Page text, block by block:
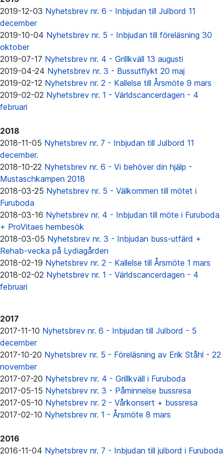
2019-12-03 Nyhetsbrev nr. 6 - Inbjudan till Julbord 11
december
2019-10-04 Nyhetsbrev nr. 5 - Inbjudan till föreläsning 30
oktober
2019-07-17 Nyhetsbrev nr. 4 - Grillkväll 13 augusti
2019-04-24 Nyhetsbrev nr. 3 - Bussutflykt 20 maj
2019-02-12 Nyhetsbrev nr. 2 - Kallelse till Årsmöte 9 mars
2019-02-02 Nyhetsbrev nr. 1 - Världscancerdagen - 4
februari
2018
2018-11-05 Nyhetsbrev nr. 7 - Inbjudan till Julbord 11
december.
2018-10-22 Nyhetsbrev nr. 6 - Vi behöver din hjälp -
Mustaschkampen 2018
2018-03-25 Nyhetsbrev nr. 5 - Välkommen till mötet i
Furuboda
2018-03-16 Nyhetsbrev nr. 4 - Inbjudan till möte i Furuboda
+ ProVitaes hembesök
2018-03-05 Nyhetsbrev nr. 3 - Inbjudan buss-utfärd +
Rehab-vecka på Lydiagården
2018-02-19 Nyhetsbrev nr. 2 - Kallelse till Årsmöte 1 mars
2018-02-02 Nyhetsbrev nr. 1 - Världscancerdagen - 4
februari
2017
2017-11-10 Nyhetsbrev nr. 6 - Inbjudan till Julbord - 5
december
2017-10-20 Nyhetsbrev nr. 5 - Föreläsning av Erik Ståhl - 22
november
2017-07-20 Nyhetsbrev nr. 4 - Grillkväll i Furuboda
2017-05-15 Nyhetsbrev nr. 3 - Påminnelse bussresa
2017-05-10 Nyhetsbrev nr. 2 - Vårkonsert + bussresa
2017-02-10 Nyhetsbrev nr. 1 - Årsmöte 8 mars
2016
2016-11-04 Nyhetsbrev nr. 7 - Inbjudan till julbord i Furuboda